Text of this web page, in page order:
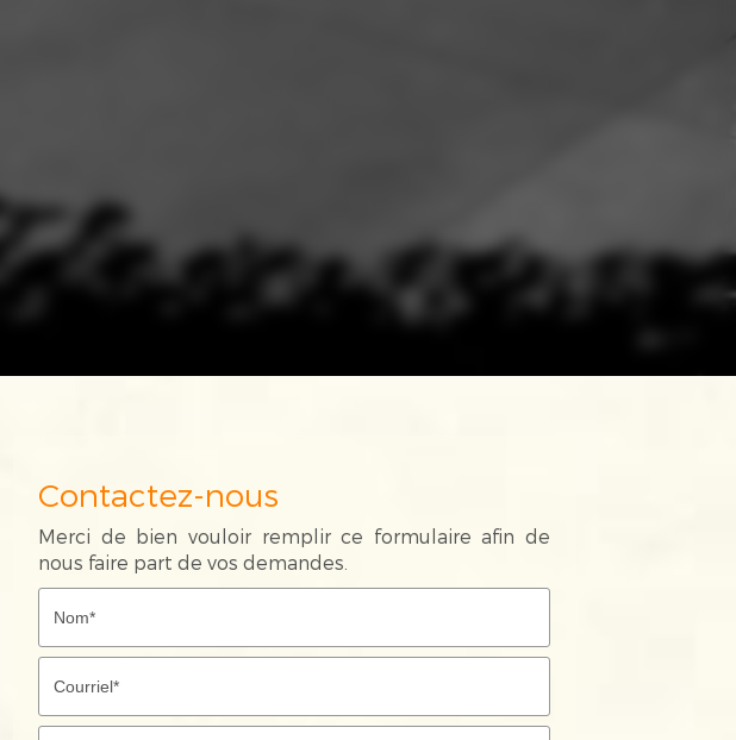
Contactez-nous
Merci de bien vouloir remplir ce formulaire afin de
nous faire part de vos demandes.